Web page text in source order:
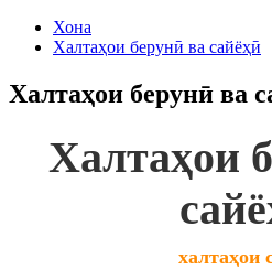
Хона
Халтаҳои берунӣ ва сайёҳӣ
Халтаҳои берунӣ ва
Халтаҳои
халтаҳои